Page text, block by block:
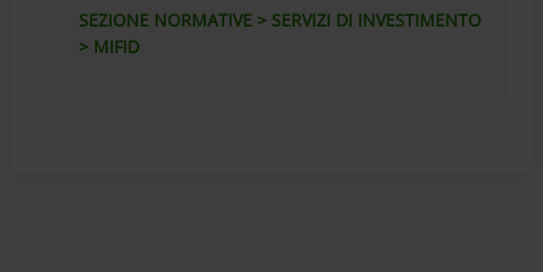
SEZIONE NORMATIVE > SERVIZI DI INVESTIMENTO
> MIFID